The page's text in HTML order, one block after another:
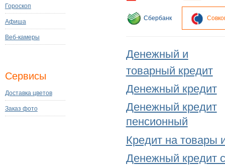
Гороскоп
Афиша
Веб-камеры
Сервисы
Доставка цветов
Заказ фото
Сбербанк
Денежный и
товарный кредит
Денежный кредит
Денежный кредит
пенсионный
Кредит на товары
Денежный кредит